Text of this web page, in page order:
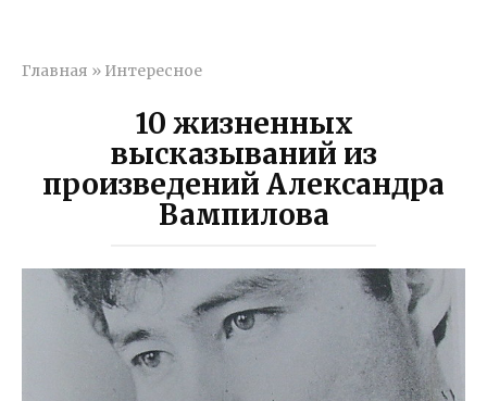
Главная » Интересное
10 жизненных
высказываний из
произведений Александра
Вампилова